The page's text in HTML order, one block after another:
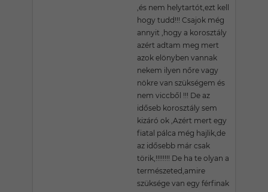
,és nem helytartót,ezt kell
hogy tudd!!! Csajok még
annyit ,hogy a korosztály
azért adtam meg mert
azok elönyben vannak
nekem ilyen nőre vagy
nökre van szükségem és
nem viccből !!! De az
időseb korosztály sem
kizáró ok ,Azért mert egy
fiatal pálca még hajlik,de
az idősebb már csak
törik,!!!!!!!! De ha te olyan a
természeted,amire
szüksége van egy férfinak